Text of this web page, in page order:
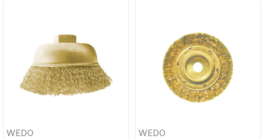
WEDO WEDO